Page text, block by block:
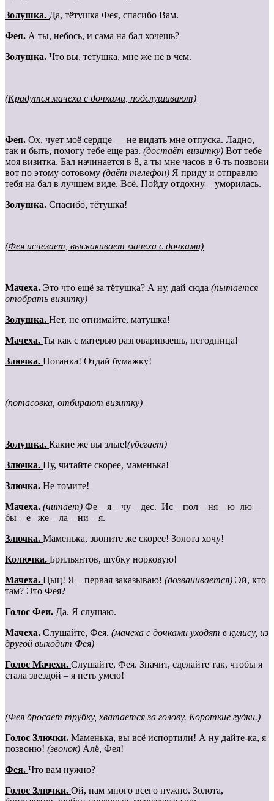
Золушка. Да, тётушка Фея, спасибо Вам.
Фея. А ты, небось, и сама на бал хочешь?
Золушка. Что вы, тётушка, мне же не в чем.
(Крадутся мачеха с дочками, подслушивают)
Фея. Ох, чует моё сердце — не видать мне отпуска. Ладно,
так и быть, помогу тебе еще раз. (достаёт визитку) Вот тебе
моя визитка. Бал начинается в 8, а ты мне часов в 6-ть позвони
вот по этому сотовому (даёт телефон) Я приду и отправлю
тебя на бал в лучшем виде. Всё. Пойду отдохну – уморилась.
Золушка. Спасибо, тётушка!
(Фея исчезает, выскакивает мачеха с дочками)
Мачеха. Это что ещё за тётушка? А ну, дай сюда (пытается
отобрать визитку)
Золушка. Нет, не отнимайте, матушка!
Мачеха. Ты как с матерью разговариваешь, негодница!
Злючка. Поганка! Отдай бумажку!
(потасовка, отбирают визитку)
Золушка. Какие же вы злые!(убегает)
Злючка. Ну, читайте скорее, маменька!
Злючка. Не томите!
Мачеха. (читает) Фе – я – чу – дес. Ис – пол – ня – ю лю –
бы – е же – ла – ни – я.
Злючка. Маменька, звоните же скорее! Золота хочу!
Колючка. Брильянтов, шубку норковую!
Мачеха. Цыц! Я – первая заказываю! (дозванивается) Эй, кто
там? Это Фея?
Голос Феи. Да. Я слушаю.
Мачеха. Слушайте, Фея. (мачеха с дочками уходят в кулису, из
другой выходит Фея)
Голос Мачехи. Слушайте, Фея. Значит, сделайте так, чтобы я
стала звездой – я петь умею!
(Фея бросает трубку, хватается за голову. Короткие гудки.)
Голос Злючки. Маменька, вы всё испортили! А ну дайте-ка, я
позвоню! (звонок) Алё, Фея!
Фея. Что вам нужно?
Голос Злючки. Ой, нам много всего нужно. Золота,